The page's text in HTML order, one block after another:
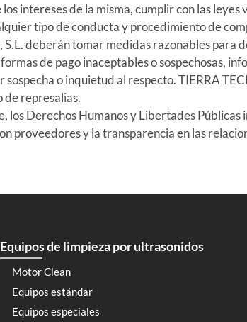
intereses de la misma, cumplir con las
tipo de conducta y procedimiento de
S.L. deberán tomar medidas razonables
de pago inaceptables o sospechosas,
o inquietud al respecto. TIERRA
de represalias.
los Derechos Humanos y Libertades
proveedores y la transparencia en las
Equipos de limpieza por ultrasonidos
Motor Clean
Equipos estándar
Equipos especiales